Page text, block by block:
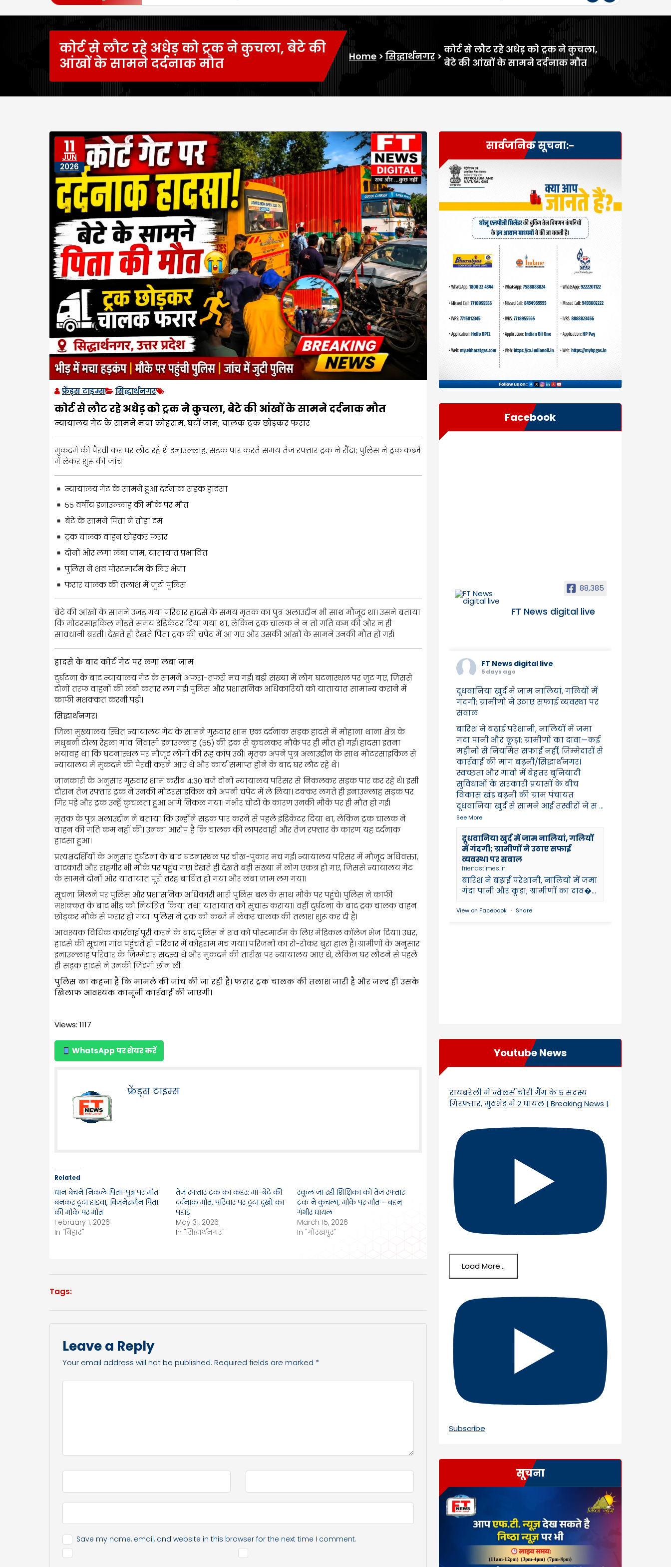
कोर्ट से लौट रहे अधेड़ को ट्रक ने कुचला, बेटे की
आंखों के सामने दर्दनाक मौत
Home > सिद्धार्थनगर >
कोर्ट से लौट रहे अधेड़ को ट्रक ने कुचला,
बेटे की आंखों के सामने दर्दनाक मौत
11
JUN
2026
फ्रेंड्स टाइम्स सिद्धार्थनगर
कोर्ट से लौट रहे अधेड़ को ट्रक ने कुचला, बेटे की आंखों के सामने दर्दनाक मौत
न्यायालय गेट के सामने मचा कोहराम, घंटों जाम; चालक ट्रक छोड़कर फरार
मुकदमे की पैरवी कर घर लौट रहे थे इनाउल्लाह, सड़क पार करते समय तेज रफ्तार ट्रक ने रौंदा; पुलिस ने ट्रक कब्जे
में लेकर शुरू की जांच
न्यायालय गेट के सामने हुआ दर्दनाक सड़क हादसा
55 वर्षीय इनाउल्लाह की मौके पर मौत
बेटे के सामने पिता ने तोड़ा दम
ट्रक चालक वाहन छोड़कर फरार
दोनों ओर लगा लंबा जाम, यातायात प्रभावित
पुलिस ने शव पोस्टमार्टम के लिए भेजा
फरार चालक की तलाश में जुटी पुलिस
बेटे की आंखों के सामने उजड़ गया परिवार हादसे के समय मृतक का पुत्र अलाउद्दीन भी साथ मौजूद था। उसने बताया
कि मोटरसाइकिल मोड़ते समय इंडिकेटर दिया गया था, लेकिन ट्रक चालक ने न तो गति कम की और न ही
सावधानी बरती। देखते ही देखते पिता ट्रक की चपेट में आ गए और उसकी आंखों के सामने उनकी मौत हो गई।
हादसे के बाद कोर्ट गेट पर लगा लंबा जाम
दुर्घटना के बाद न्यायालय गेट के सामने अफरा-तफरी मच गई। बड़ी संख्या में लोग घटनास्थल पर जुट गए, जिससे
दोनों तरफ वाहनों की लंबी कतार लग गई। पुलिस और प्रशासनिक अधिकारियों को यातायात सामान्य कराने में
काफी मशक्कत करनी पड़ी।
सिद्धार्थनगर।
जिला मुख्यालय स्थित न्यायालय गेट के सामने गुरुवार शाम एक दर्दनाक सड़क हादसे में मोहाना थाना क्षेत्र के
मधुबनी टोला रेहला गांव निवासी इनाउल्लाह (55) की ट्रक से कुचलकर मौके पर ही मौत हो गई। हादसा इतना
भयावह था कि घटनास्थल पर मौजूद लोगों की रूह कांप उठी। मृतक अपने पुत्र अलाउद्दीन के साथ मोटरसाइकिल से
न्यायालय में मुकदमे की पैरवी करने आए थे और कार्य समाप्त होने के बाद घर लौट रहे थे।
जानकारी के अनुसार गुरुवार शाम करीब 4:30 बजे दोनों न्यायालय परिसर से निकलकर सड़क पार कर रहे थे। इसी
दौरान तेज रफ्तार ट्रक ने उनकी मोटरसाइकिल को अपनी चपेट में ले लिया। टक्कर लगते ही इनाउल्लाह सड़क पर
गिर पड़े और ट्रक उन्हें कुचलता हुआ आगे निकल गया। गंभीर चोटों के कारण उनकी मौके पर ही मौत हो गई।
मृतक के पुत्र अलाउद्दीन ने बताया कि उन्होंने सड़क पार करने से पहले इंडिकेटर दिया था, लेकिन ट्रक चालक ने
वाहन की गति कम नहीं की। उनका आरोप है कि चालक की लापरवाही और तेज रफ्तार के कारण यह दर्दनाक
हादसा हुआ।
प्रत्यक्षदर्शियों के अनुसार दुर्घटना के बाद घटनास्थल पर चीख-पुकार मच गई। न्यायालय परिसर में मौजूद अधिवक्ता,
वादकारी और राहगीर भी मौके पर पहुंच गए। देखते ही देखते बड़ी संख्या में लोग एकत्र हो गए, जिससे न्यायालय गेट
के सामने दोनों ओर यातायात पूरी तरह बाधित हो गया और लंबा जाम लग गया।
सूचना मिलने पर पुलिस और प्रशासनिक अधिकारी भारी पुलिस बल के साथ मौके पर पहुंचे। पुलिस ने काफी
मशक्कत के बाद भीड़ को नियंत्रित किया तथा यातायात को सुचारु कराया। वहीं दुर्घटना के बाद ट्रक चालक वाहन
छोड़कर मौके से फरार हो गया। पुलिस ने ट्रक को कब्जे में लेकर चालक की तलाश शुरू कर दी है।
आवश्यक विधिक कार्रवाई पूरी करने के बाद पुलिस ने शव को पोस्टमार्टम के लिए मेडिकल कॉलेज भेज दिया। उधर,
हादसे की सूचना गांव पहुंचते ही परिवार में कोहराम मच गया। परिजनों का रो-रोकर बुरा हाल है। ग्रामीणों के अनुसार
इनाउल्लाह परिवार के जिम्मेदार सदस्य थे और मुकदमे की तारीख पर न्यायालय आए थे, लेकिन घर लौटने से पहले
ही सड़क हादसे ने उनकी जिंदगी छीन ली।
पुलिस का कहना है कि मामले की जांच की जा रही है। फरार ट्रक चालक की तलाश जारी है और जल्द ही उसके
खिलाफ आवश्यक कानूनी कार्रवाई की जाएगी।
Views: 1117
WhatsApp पर शेयर करें
फ्रेंड्स टाइम्स
Related
धान बेचने निकले पिता-पुत्र पर मौत
बनकर टूटा हाइवा, बिजनेसमैन पिता
की मौके पर मौत
February 1, 2026
In "बिहार"
तेज रफ्तार ट्रक का कहर: मां-बेटे की
दर्दनाक मौत, परिवार पर टूटा दुखों का
पहाड़
May 31, 2026
In "सिद्धार्थनगर"
स्कूल जा रही शिक्षिका को तेज रफ्तार
ट्रक ने कुचला, मौके पर मौत – बहन
गंभीर घायल
March 15, 2026
In "गोरखपुर"
Tags:
Leave a Reply
Your email address will not be published. Required fields are marked *
Save my name, email, and website in this browser for the next time I comment.
सार्वजनिक सूचना:-
Facebook
88,385
FT News digital live
FT News digital live
5 days ago
दूधवानिया खुर्द में जाम नालियां, गलियों में
गंदगी; ग्रामीणों ने उठाए सफाई व्यवस्था पर
सवाल
बारिश ने बढ़ाई परेशानी, नालियों में जमा
गंदा पानी और कूड़ा; ग्रामीणों का दावा—कई
महीनों से नियमित सफाई नहीं, जिम्मेदारों से
कार्रवाई की मांग बढ़नी/सिद्धार्थनगर।
स्वच्छता और गांवों में बेहतर बुनियादी
सुविधाओं के सरकारी प्रयासों के बीच
विकास खंड बढ़नी की ग्राम पंचायत
दूधवानिया खुर्द से सामने आई तस्वीरों ने स...
See More
दूधवानिया खुर्द में जाम नालियां, गलियों
में गंदगी; ग्रामीणों ने उठाए सफाई
व्यवस्था पर सवाल
friendstimes.in
बारिश ने बढ़ाई परेशानी, नालियों में जमा
गंदा पानी और कूड़ा; ग्रामीणों का दाव�...
View on Facebook · Share
Youtube News
रायबरेली में ज्वेलर्स चोरी गैंग के 5 सदस्य
गिरफ्तार, मुठभेड़ में 2 घायल | Breaking News |
Load More...
Subscribe
सूचना